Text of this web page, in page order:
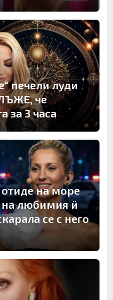
печели луди
че
за 3 часа
на море
на любимия й
се с него